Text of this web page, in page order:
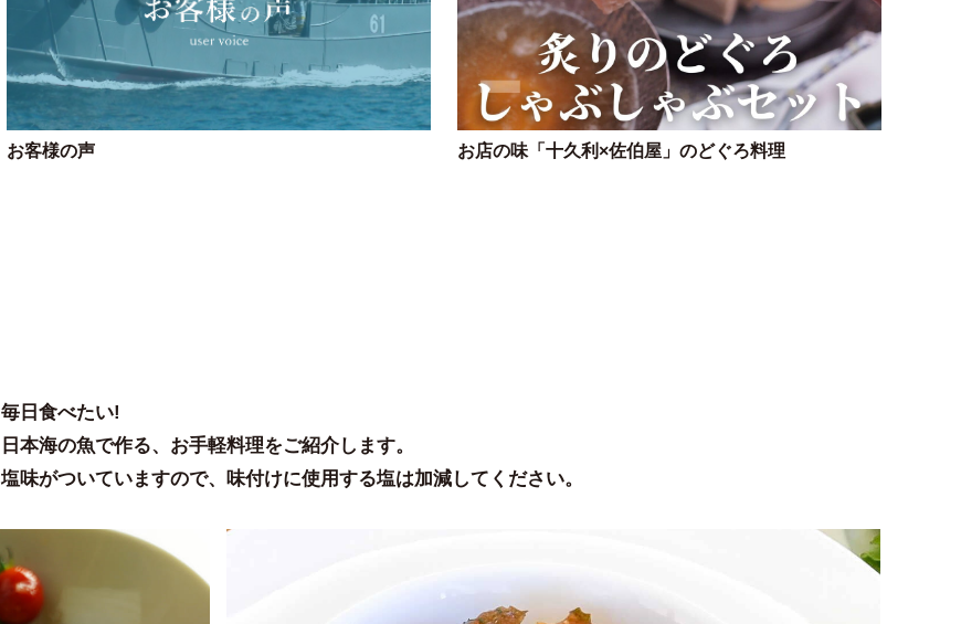
お客様の声 お店の味「十久利×佐伯屋」のどぐろ料理
毎日食べたい!
日本海の魚で作る、お手軽料理をご紹介します。
塩味がついていますので、味付けに使用する塩は加減してください。